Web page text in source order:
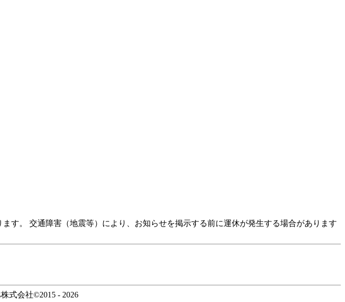
す。 交通障害（地震等）により、お知らせを掲示する前に運休が発生する場合があります
式会社©2015 - 2026